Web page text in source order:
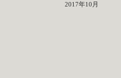
2017年10月